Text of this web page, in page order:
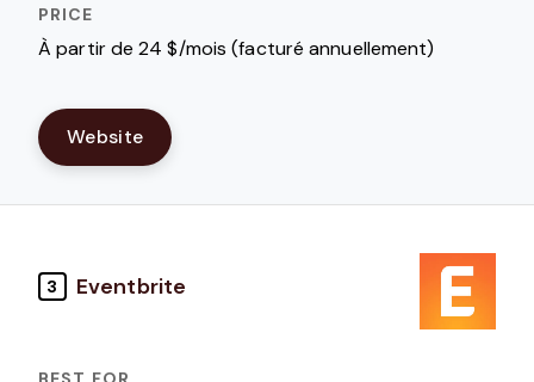
À partir de 24 $/mois (facturé annuellement)
Website
3 Eventbrite